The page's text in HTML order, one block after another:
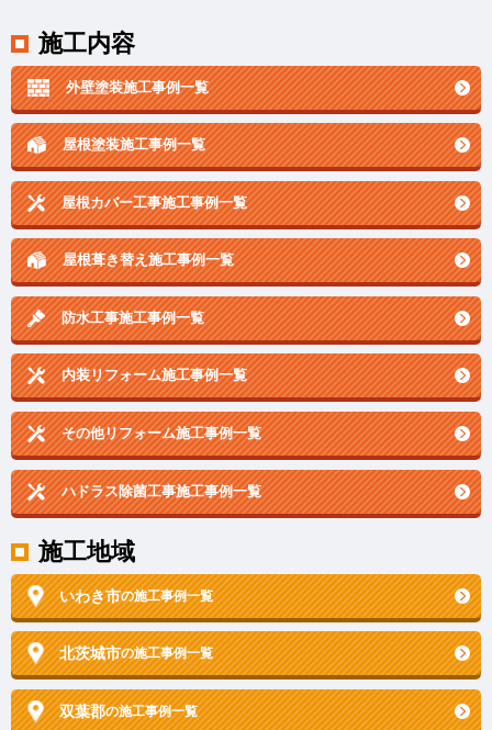
施工内容
外壁塗装施工事例一覧
屋根塗装施工事例一覧
屋根カバー工事施工事例一覧
屋根葺き替え施工事例一覧
防水工事施工事例一覧
内装リフォーム施工事例一覧
その他リフォーム施工事例一覧
ハドラス除菌工事施工事例一覧
施工地域
いわき市の施工事例一覧
北茨城市の施工事例一覧
双葉郡の施工事例一覧